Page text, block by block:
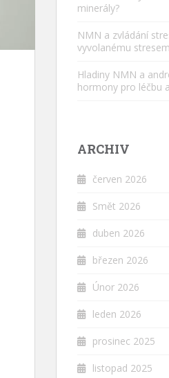
minerály?
NMN a zvládání
vyvolanému stresem
Hladiny NMN a
hormony pro léčbu
ARCHIV
červen 2026
Smět 2026
duben 2026
březen 2026
Únor 2026
leden 2026
prosinec 2025
listopad 2025